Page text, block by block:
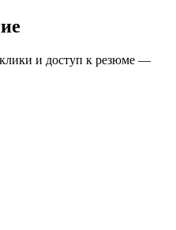
и доступ к резюме —